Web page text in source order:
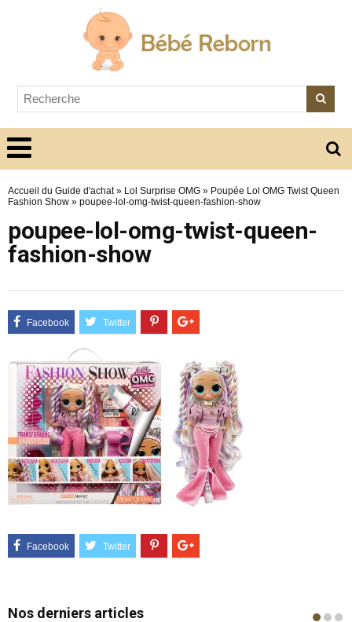
Accueil du Guide d'achat» Lol Surprise OMG » Poupée Lol OMG Twist Queen
Fashion Show » poupee-lol-omg-twist-queen-fashion-show
poupee-lol-omg-twist-queen-
fashion-show
Nos derniers articles